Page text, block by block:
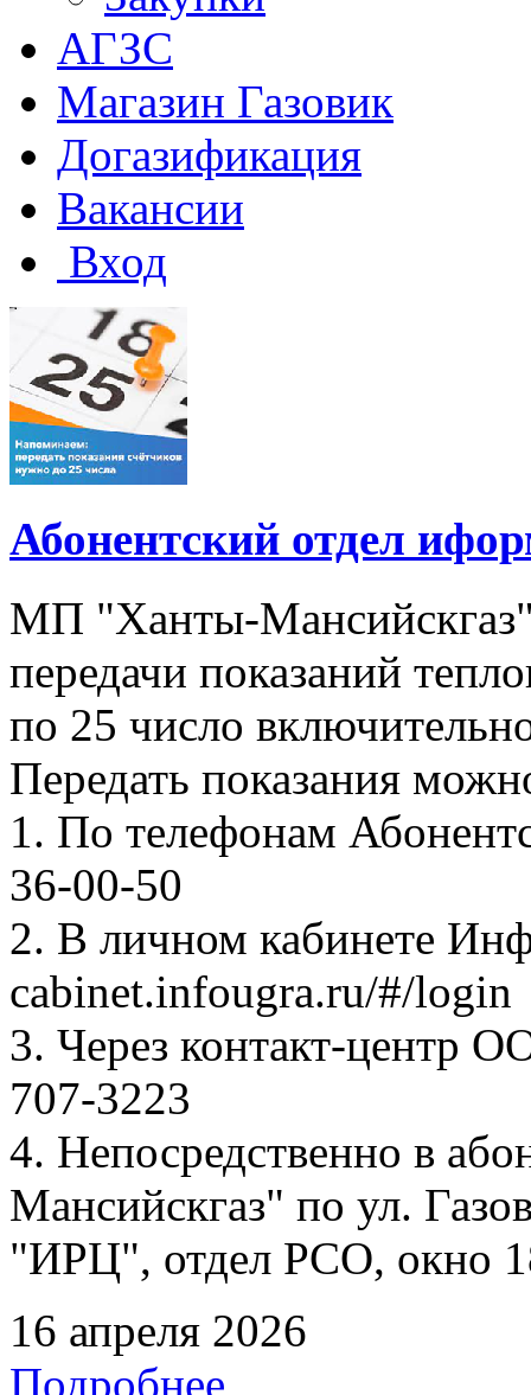
АГЗС
Магазин Газовик
Догазификация
Вакансии
Вход
Абонентский отдел
МП "Ханты-Мансийскгаз"
передачи показаний
по 25 число
Передать показания
1. По телефонам
36-00-50
2. В личном кабинете
cabinet.infougra.ru/#/login
3. Через контакт-центр
707-3223
4. Непосредственно в
Мансийскгаз" по ул.
"ИРЦ", отдел РСО, окно
16 апреля 2026
Подробнее